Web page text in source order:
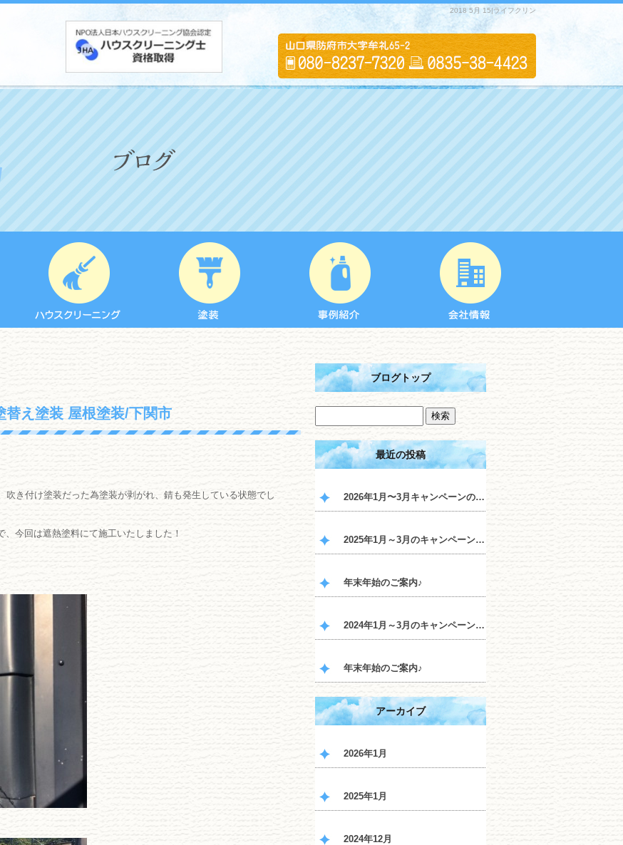
2018 5月 15|ライフクリン
替え塗装 屋根塗装/下関市
き付け塗装だった為塗装が剥がれ、錆も発生している状態でし
今回は遮熱塗料にて施工いたしました！
ブログトップ
最近の投稿
2026年1月〜3月キャンペーンのご案内♪
2025年1月～3月のキャンペーンのご案内♪
年末年始のご案内♪
2024年1月～3月のキャンペーンのご案内♪
年末年始のご案内♪
アーカイブ
2026年1月
2025年1月
2024年12月